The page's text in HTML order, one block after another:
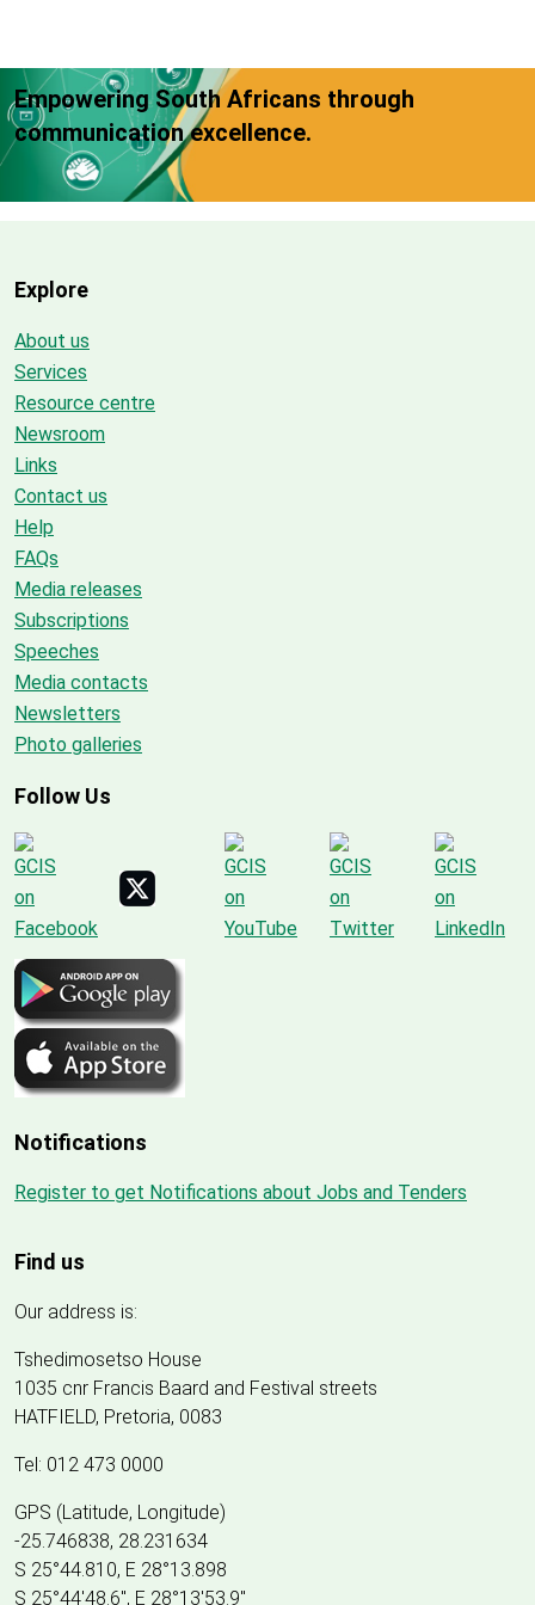
Empowering South Africans through
communication excellence.
Explore
About us
Services
Resource centre
Newsroom
Links
Contact us
Help
FAQs
Media releases
Subscriptions
Speeches
Media contacts
Newsletters
Photo galleries
Follow Us
Notifications
Register to get Notifications about Jobs and Tenders
Find us
Our address is:
Tshedimosetso House
1035 cnr Francis Baard and Festival streets
HATFIELD, Pretoria, 0083
Tel: 012 473 0000
GPS (Latitude, Longitude)
-25.746838, 28.231634
S 25°44.810, E 28°13.898
S 25°44'48.6", E 28°13'53.9"